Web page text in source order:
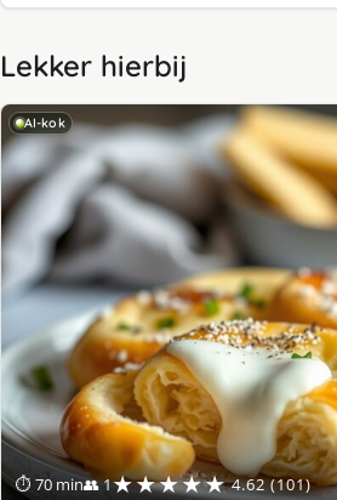
Lekker hierbij
AI-kok
⏱ 70 min👥 1★★★★★ 4.62 (101)